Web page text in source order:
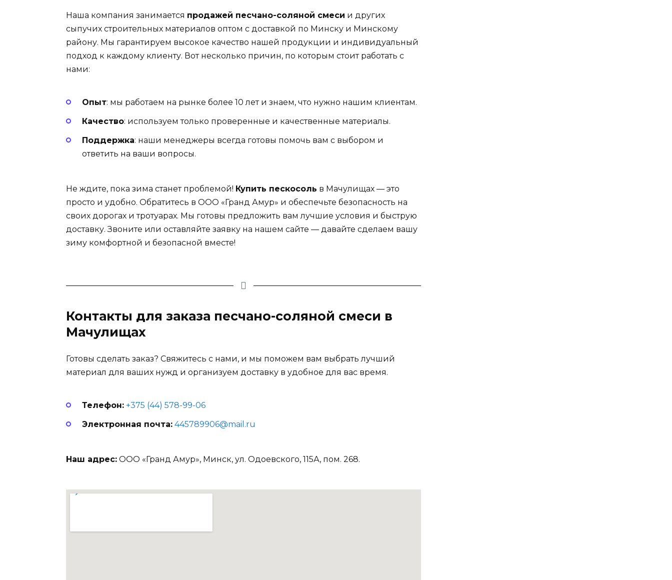
Наша компания занимается продажей песчано-соляной смеси и других
сыпучих строительных материалов оптом с доставкой по Минску и Минскому
району. Мы гарантируем высокое качество нашей продукции и индивидуальный
подход к каждому клиенту. Вот несколько причин, по которым стоит работать с
нами:
Опыт: мы работаем на рынке более 10 лет и знаем, что нужно нашим клиентам.
Качество: используем только проверенные и качественные материалы.
Поддержка: наши менеджеры всегда готовы помочь вам с выбором и
ответить на ваши вопросы.
Не ждите, пока зима станет проблемой! Купить пескосоль в Мачулищах — это
просто и удобно. Обратитесь в ООО «Гранд Амур» и обеспечьте безопасность на
своих дорогах и тротуарах. Мы готовы предложить вам лучшие условия и быструю
доставку. Звоните или оставляйте заявку на нашем сайте — давайте сделаем вашу
зиму комфортной и безопасной вместе!
Контакты для заказа песчано-соляной смеси в
Мачулищах
Готовы сделать заказ? Свяжитесь с нами, и мы поможем вам выбрать лучший
материал для ваших нужд и организуем доставку в удобное для вас время.
Телефон: +375 (44) 578-99-06
Электронная почта: 445789906@mail.ru
Наш адрес: ООО «Гранд Амур», Минск, ул. Одоевского, 115А, пом. 268.